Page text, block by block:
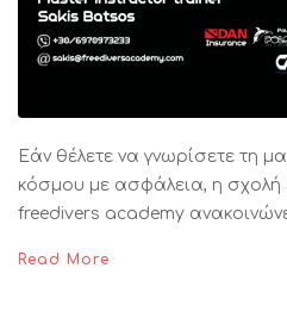
Εάν θέλετε να γνωρίσετε τη
κόσμου με ασφάλεια, η
freedivers academy
Read More